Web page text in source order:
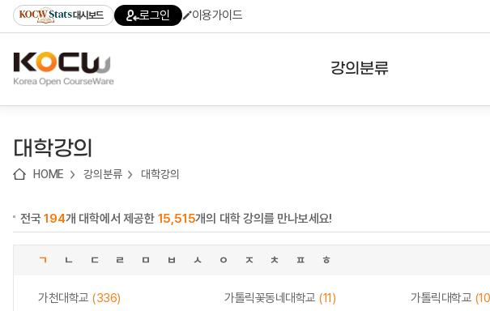
기
기
기
content)
가
대시보드 로그인 이용가이드
강의분류
대학강의
HOME 강의분류 대학강의
전국194개 대학에서 제공한 15,515개의 대학 강의를 만나보세요!
ㄱ ㄴ ㄷ ㄹ ㅁ ㅂ ㅅ ㅇ ㅈ ㅊ ㅍ ㅎ
가천대학교 (336) 가톨릭꽃동네대학교 (11) 가톨릭대학교